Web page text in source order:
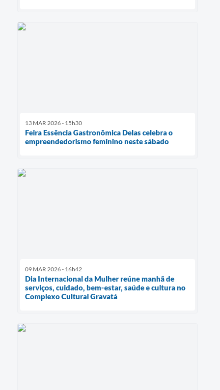
13 MAR 2026 - 15h30
Feira Essência Gastronômica Delas celebra o
empreendedorismo feminino neste sábado
09 MAR 2026 - 16h42
Dia Internacional da Mulher reúne manhã de
serviços, cuidado, bem-estar, saúde e cultura no
Complexo Cultural Gravatá